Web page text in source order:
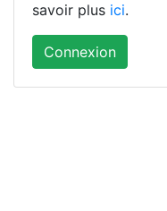
savoir plus ici.
Connexion